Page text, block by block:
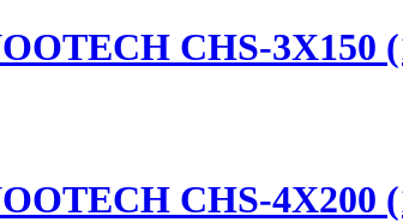
CHS-3X150
CHS-4X200